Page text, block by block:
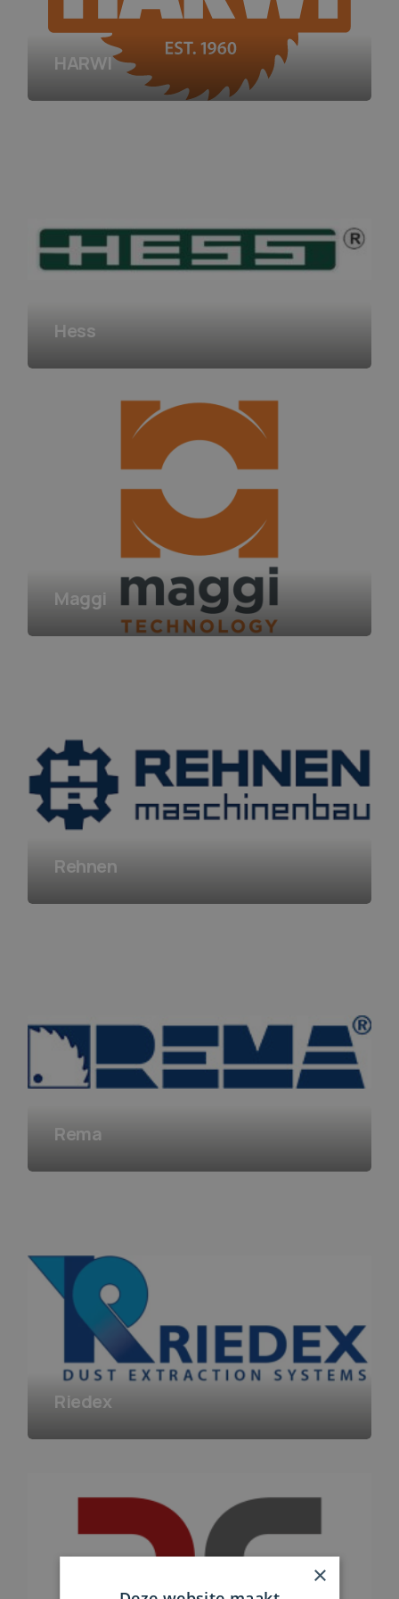
HARWI
Hess
Maggi
Rehnen
Rema
Riedex
×